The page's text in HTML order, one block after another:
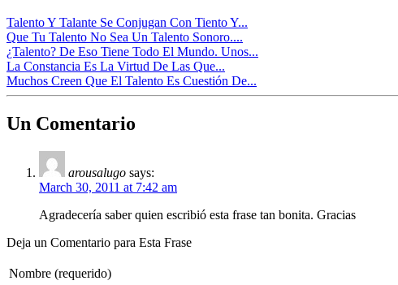
Talento Y Talante Se Conjugan Con Tiento Y...
Que Tu Talento No Sea Un Talento Sonoro....
¿Talento? De Eso Tiene Todo El Mundo. Unos...
La Constancia Es La Virtud De Las Que...
Muchos Creen Que El Talento Es Cuestión De...
Un Comentario
arousalugo says:
March 30, 2011 at 7:42 am
Agradecería saber quien escribió esta frase tan bonita. Gracias
Deja un Comentario para Esta Frase
Nombre (requerido)